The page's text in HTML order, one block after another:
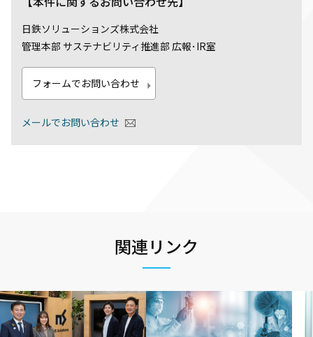
日鉄ソリューションズ株式会社
管理本部 サステナビリティ推進部 広報･IR室
フォームでお問い合わせ
メールでお問い合わせ
関連リンク